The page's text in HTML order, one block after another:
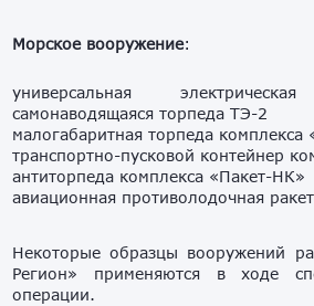
Морское вооружение:
универсальная
самонаводящаяся торпеда ТЭ-2
малогабаритная торпеда комплекса
транспортно-пусковой контейнер
антиторпеда комплекса «Пакет-НК»
авиационная противолодочная
Некоторые образцы вооружений
Регион» применяются в ходе
операции.